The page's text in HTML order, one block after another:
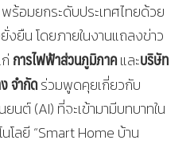
ร้อมยกระดับประเทศไทยด้วย
งยืน โดยภายในงานแถลงข่าว
การไฟฟ้าส่วนภูมิภาคและบริษัท
จำกัดร่วมพูดคุยเกี่ยวกับ
นต์ (AI) ที่จะเข้ามามีบทบาทใน
โลยี “Smart Home บ้าน